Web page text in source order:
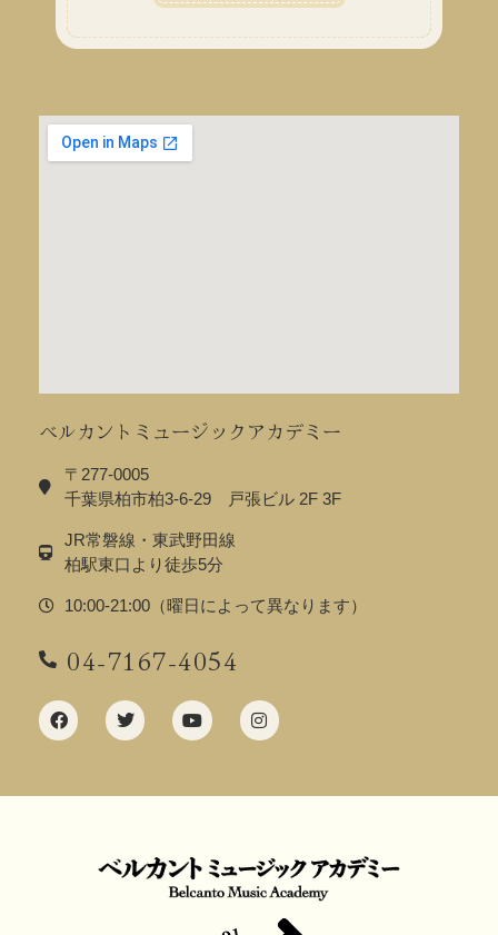
ベルカントミュージックアカデミー
〒277-0005
千葉県柏市柏3-6-29 戸張ビル 2F 3F
JR常磐線・東武野田線
柏駅東口より徒歩5分
10:00-21:00（曜日によって異なります）
04-7167-4054